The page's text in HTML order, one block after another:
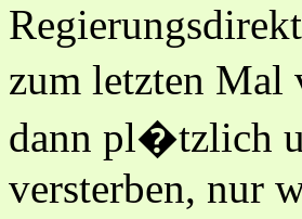
zum letzten
dann pl�tzlich
versterben, nur